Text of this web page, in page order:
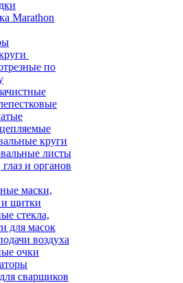
Marathon
по
круги
листы
и органов
маски,
щитки
стекла,
для масок
воздуха
очки
сварщиков